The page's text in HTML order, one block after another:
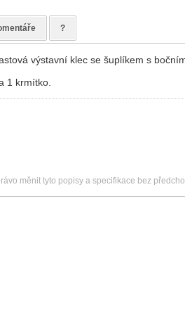
?
výstavní klec se šuplíkem s
1 krmítko.
měnit tyto popisy a specifikace bez